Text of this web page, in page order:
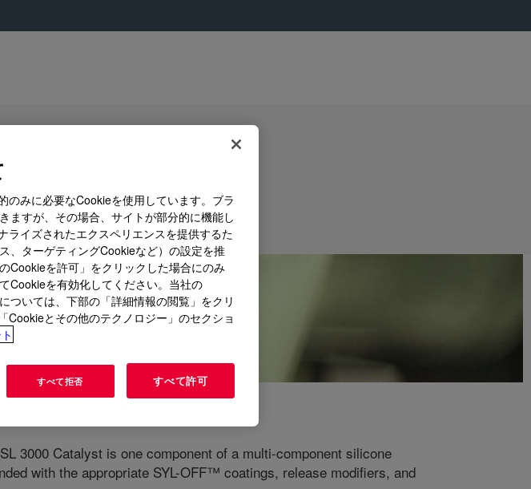
3000 Catalyst is one component of a multi-component silicone
with the appropriate SYL-OFF™ coatings, release modifiers, and
のみに必要なCookieを使用しています。ブラ
ますが、その場合、サイトが部分的に機能し
ライズされたエクスペリエンスを提供するた
、ターゲティングCookieなど）の設定を推
Cookieを許可」をクリックした場合にのみ
Cookieを有効化してください。当社の
ついては、下部の「詳細情報の閲覧」をクリ
Cookieとその他のテクノロジー」のセクショ
すべて拒否 すべて許可